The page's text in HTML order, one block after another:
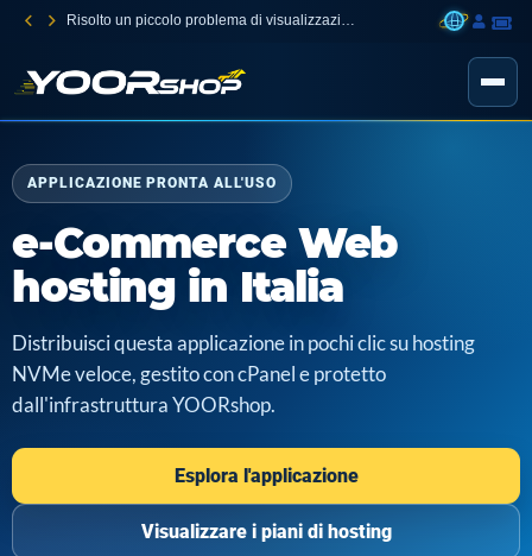
Risolto un piccolo problema di visualizzazione con la 2FA
APPLICAZIONE PRONTA ALL'USO
e-Commerce Web
hosting in Italia
Distribuisci questa applicazione in pochi clic su hosting
NVMe veloce, gestito con cPanel e protetto
dall'infrastruttura YOORshop.
Esplora l'applicazione
Visualizzare i piani di hosting